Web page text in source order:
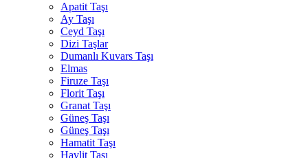
Apatit Taşı
Ay Taşı
Ceyd Taşı
Dizi Taşlar
Dumanlı Kuvars Taşı
Elmas
Firuze Taşı
Florit Taşı
Granat Taşı
Güneş Taşı
Güneş Taşı
Hamatit Taşı
Havlit Taşı